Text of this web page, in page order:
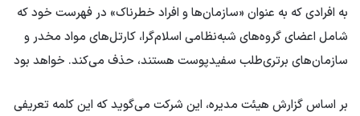
به افرادی که به عنوان «سازمان‌ها و افراد خطرناک» در فهرست خود که
شامل اعضای گروه‌های شبه‌نظامی اسلام‌گرا، کارتل‌های مواد مخدر و
سازمان‌های برتری‌طلب سفیدپوست هستند، حذف می‌کند. خواهد بود
بر اساس گزارش هیئت مدیره، این شرکت می‌گوید که این کلمه تعریفی